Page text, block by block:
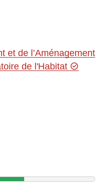
et de l’Aménagement
de l'Habitat